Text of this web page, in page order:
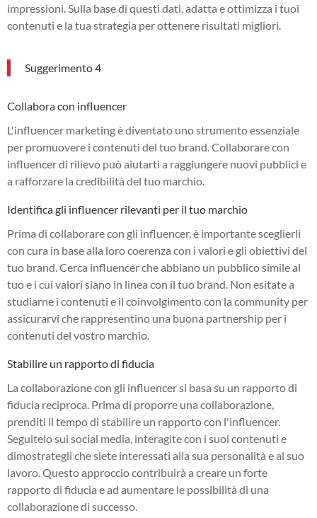
impressioni. Sulla base di questi dati, adatta e ottimizza i tuoi
contenuti e la tua strategia per ottenere risultati migliori.
Suggerimento 4
Collabora con influencer
L'influencer marketing è diventato uno strumento essenziale
per promuovere i contenuti del tuo brand. Collaborare con
influencer di rilievo può aiutarti a raggiungere nuovi pubblici e
a rafforzare la credibilità del tuo marchio.
Identifica gli influencer rilevanti per il tuo marchio
Prima di collaborare con gli influencer, è importante sceglierli
con cura in base alla loro coerenza con i valori e gli obiettivi del
tuo brand. Cerca influencer che abbiano un pubblico simile al
tuo e i cui valori siano in linea con il tuo brand. Non esitate a
studiarne i contenuti e il coinvolgimento con la community per
assicurarvi che rappresentino una buona partnership per i
contenuti del vostro marchio.
Stabilire un rapporto di fiducia
La collaborazione con gli influencer si basa su un rapporto di
fiducia reciproca. Prima di proporre una collaborazione,
prenditi il tempo di stabilire un rapporto con l'influencer.
Seguitelo sui social media, interagite con i suoi contenuti e
dimostrategli che siete interessati alla sua personalità e al suo
lavoro. Questo approccio contribuirà a creare un forte
rapporto di fiducia e ad aumentare le possibilità di una
collaborazione di successo.